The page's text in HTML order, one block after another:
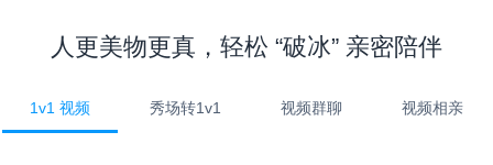
人更美物更真，轻松 “破冰” 亲密陪伴
1v1 视频 秀场转1v1 视频群聊 视频相亲